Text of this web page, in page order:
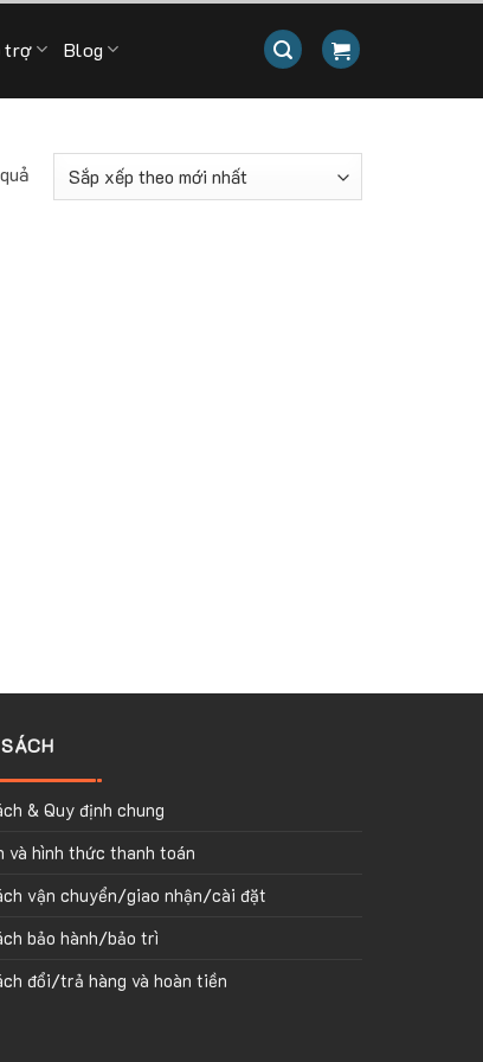
trợ Blog
sắp
& Quy định chung
và hình thức thanh toán
vận chuyển/giao nhận/cài đặt
bảo hành/bảo trì
đổi/trả hàng và hoàn tiền